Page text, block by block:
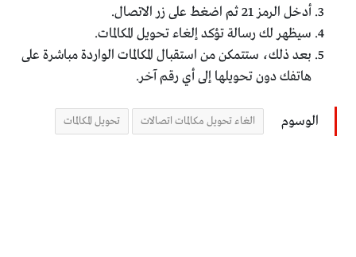
أدخل الرمز 21 ثم اضغط على زر الاتصال.
سيظهر لك رسالة تؤكد إلغاء تحويل المكالمات.
بعد ذلك، ستتمكن من استقبال المكالمات الواردة مباشرة على
هاتفك دون تحويلها إلى أي رقم آخر.
الوسوم الغاء تحويل مكالمات اتصالات تحويل المكالمات